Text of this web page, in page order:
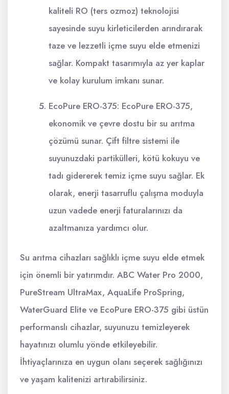
kaliteli RO (ters ozmoz) teknolojisi
sayesinde suyu kirleticilerden arındırarak
taze ve lezzetli içme suyu elde etmenizi
sağlar. Kompakt tasarımıyla az yer kaplar
ve kolay kurulum imkanı sunar.
EcoPure ERO-375: EcoPure ERO-375,
ekonomik ve çevre dostu bir su arıtma
çözümü sunar. Çift filtre sistemi ile
suyunuzdaki partikülleri, kötü kokuyu ve
tadı gidererek temiz içme suyu sağlar. Ek
olarak, enerji tasarruflu çalışma moduyla
uzun vadede enerji faturalarınızı da
azaltmanıza yardımcı olur.
Su arıtma cihazları sağlıklı içme suyu elde etmek
için önemli bir yatırımdır. ABC Water Pro 2000,
PureStream UltraMax, AquaLife ProSpring,
WaterGuard Elite ve EcoPure ERO-375 gibi üstün
performanslı cihazlar, suyunuzu temizleyerek
hayatınızı olumlu yönde etkileyebilir.
İhtiyaçlarınıza en uygun olanı seçerek sağlığınızı
ve yaşam kalitenizi artırabilirsiniz.